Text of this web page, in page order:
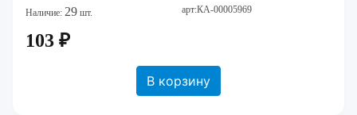
Наличие: 29 шт. арт:КА-00005969
103 ₽
В корзину